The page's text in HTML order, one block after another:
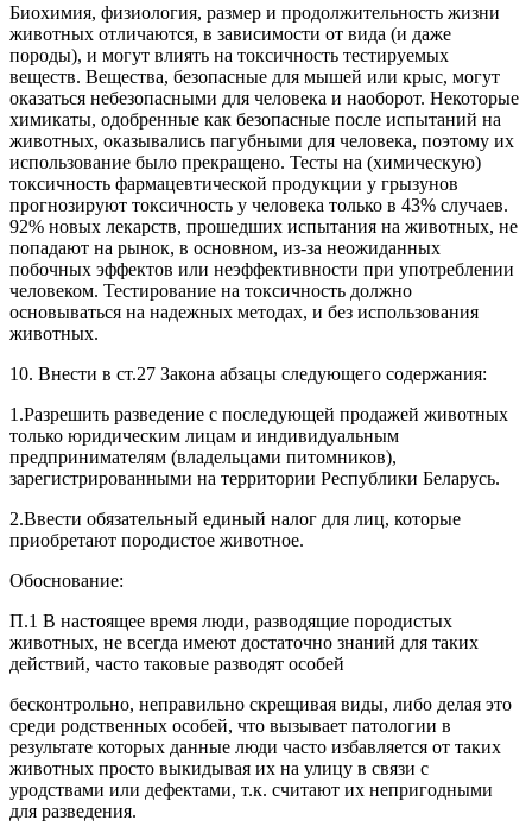
Биохимия, физиология, размер и продолжительность жизни
животных отличаются, в зависимости от вида (и даже
породы), и могут влиять на токсичность тестируемых
веществ. Вещества, безопасные для мышей или крыс, могут
оказаться небезопасными для человека и наоборот. Некоторые
химикаты, одобренные как безопасные после испытаний на
животных, оказывались пагубными для человека, поэтому их
использование было прекращено. Тесты на (химическую)
токсичность фармацевтической продукции у грызунов
прогнозируют токсичность у человека только в 43% случаев.
92% новых лекарств, прошедших испытания на животных, не
попадают на рынок, в основном, из-за неожиданных
побочных эффектов или неэффективности при употреблении
человеком. Тестирование на токсичность должно
основываться на надежных методах, и без использования
животных.
10. Внести в ст.27 Закона абзацы следующего содержания:
1.Разрешить разведение с последующей продажей животных
только юридическим лицам и индивидуальным
предпринимателям (владельцами питомников),
зарегистрированными на территории Республики Беларусь.
2.Ввести обязательный единый налог для лиц, которые
приобретают породистое животное.
Обоснование:
П.1 В настоящее время люди, разводящие породистых
животных, не всегда имеют достаточно знаний для таких
действий, часто таковые разводят особей
бесконтрольно, неправильно скрещивая виды, либо делая это
среди родственных особей, что вызывает патологии в
результате которых данные люди часто избавляется от таких
животных просто выкидывая их на улицу в связи с
уродствами или дефектами, т.к. считают их непригодными
для разведения.